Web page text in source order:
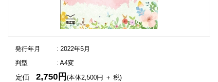
発行年月
: 2022年5月
判型
: A4変
定価2,750円(本体2,500円 ＋ 税)